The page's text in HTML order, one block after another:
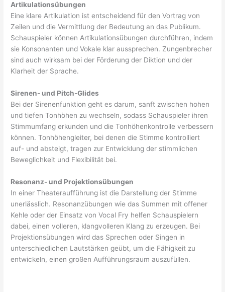
Artikulationsübungen
Eine klare Artikulation ist entscheidend für den Vortrag von
Zeilen und die Vermittlung der Bedeutung an das Publikum.
Schauspieler können Artikulationsübungen durchführen, indem
sie Konsonanten und Vokale klar aussprechen. Zungenbrecher
sind auch wirksam bei der Förderung der Diktion und der
Klarheit der Sprache.
Sirenen- und Pitch-Glides
Bei der Sirenenfunktion geht es darum, sanft zwischen hohen
und tiefen Tonhöhen zu wechseln, sodass Schauspieler ihren
Stimmumfang erkunden und die Tonhöhenkontrolle verbessern
können. Tonhöhengleiter, bei denen die Stimme kontrolliert
auf- und absteigt, tragen zur Entwicklung der stimmlichen
Beweglichkeit und Flexibilität bei.
Resonanz- und Projektionsübungen
In einer Theateraufführung ist die Darstellung der Stimme
unerlässlich. Resonanzübungen wie das Summen mit offener
Kehle oder der Einsatz von Vocal Fry helfen Schauspielern
dabei, einen volleren, klangvolleren Klang zu erzeugen. Bei
Projektionsübungen wird das Sprechen oder Singen in
unterschiedlichen Lautstärken geübt, um die Fähigkeit zu
entwickeln, einen großen Aufführungsraum auszufüllen.